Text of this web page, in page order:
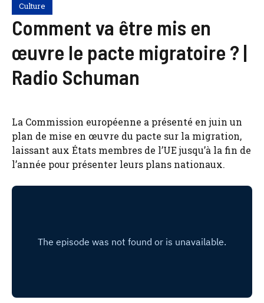
Culture
Comment va être mis en
œuvre le pacte migratoire ? |
Radio Schuman
La Commission européenne a présenté en juin un
plan de mise en œuvre du pacte sur la migration,
laissant aux États membres de l’UE jusqu’à la fin de
l’année pour présenter leurs plans nationaux.